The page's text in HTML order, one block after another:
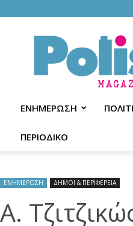
Polis
ΕΝΗΜΕΡΩΣΗ
ΠΕΡΙΟΔΙΚΟ
ΕΝΗΜΕΡΩΣΗ ΔΗΜΟΙ & ΠΕΡΙΦΕΡΕΙΑ
Α.